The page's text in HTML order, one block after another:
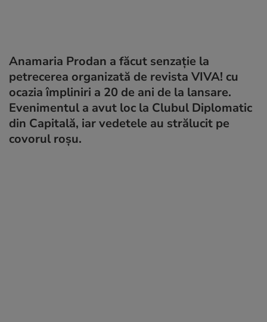
Anamaria Prodan a făcut senzație la
petrecerea organizată de revista VIVA! cu
ocazia împliniri a 20 de ani de la lansare.
Evenimentul a avut loc la Clubul Diplomatic
din Capitală, iar vedetele au strălucit pe
covorul roșu.